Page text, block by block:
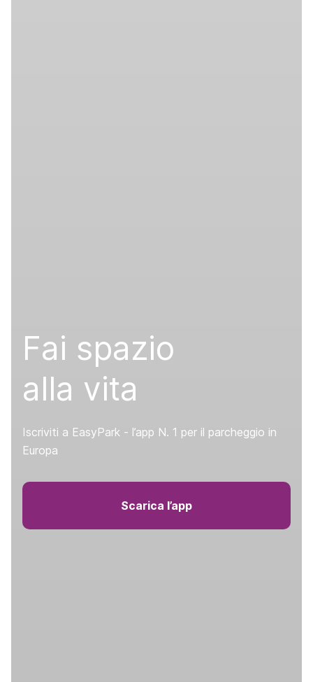
Fai spazio
alla vita
Iscriviti a EasyPark - l’app N. 1 per il parcheggio in
Europa
Scarica l’app